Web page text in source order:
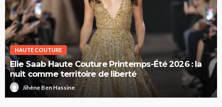
HAUTE COUTURE
Elie Saab Haute Couture Printemps-Été 2026 : la
nuit comme territoire de liberté
Jihène Ben Hassine